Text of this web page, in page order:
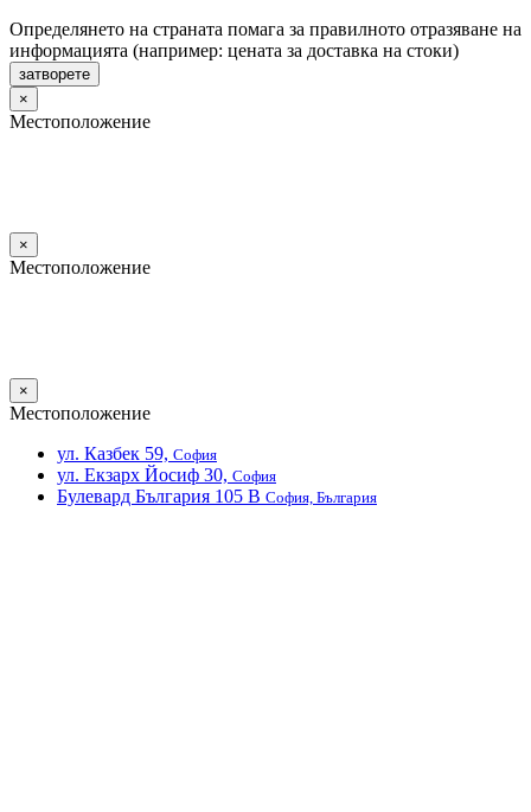
Определянето на страната помага за правилното отразяване на
информацията (например: цената за доставка на стоки)
затворете
×
Местоположение
×
Местоположение
×
Местоположение
ул. Казбек 59, София
ул. Екзарх Йосиф 30, София
Булевард България 105 В София, България